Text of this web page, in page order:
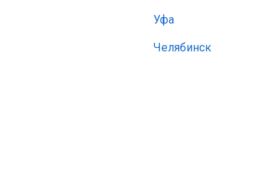
Уфа
Челябинск